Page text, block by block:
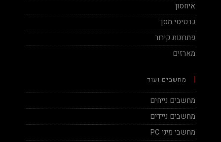
איחסון
כרטיסי מסך
פתרונות קירור
מארזים
מחשבים ועוד
מחשבים נייחים
מחשבים ניידים
מחשבי מיני PC